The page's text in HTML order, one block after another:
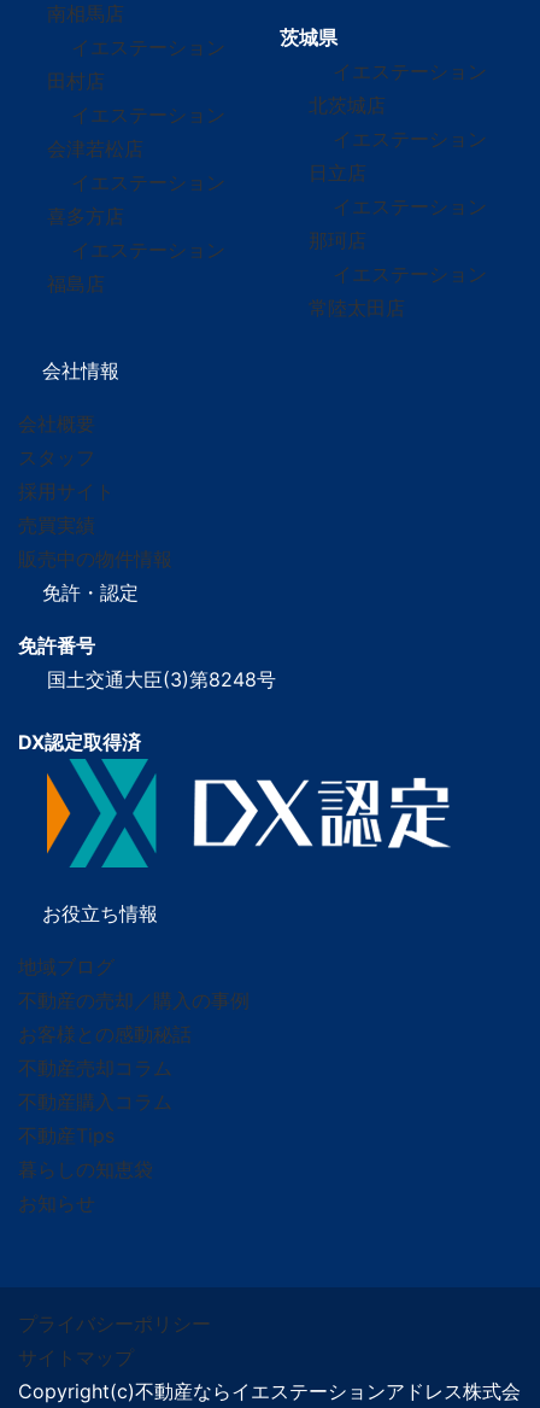
南相馬店
イエステーション
田村店
イエステーション
会津若松店
イエステーション
喜多方店
イエステーション
福島店
茨城県
イエステーション
北茨城店
イエステーション
日立店
イエステーション
那珂店
イエステーション
常陸太田店
会社情報
会社概要
スタッフ
採用サイト
売買実績
販売中の物件情報
免許・認定
免許番号
国土交通大臣(3)第8248号
DX認定取得済
お役立ち情報
地域ブログ
不動産の売却／購入の事例
お客様との感動秘話
不動産売却コラム
不動産購入コラム
不動産Tips
暮らしの知恵袋
お知らせ
プライバシーポリシー
サイトマップ
Copyright(c)不動産ならイエステーションアドレス株式会